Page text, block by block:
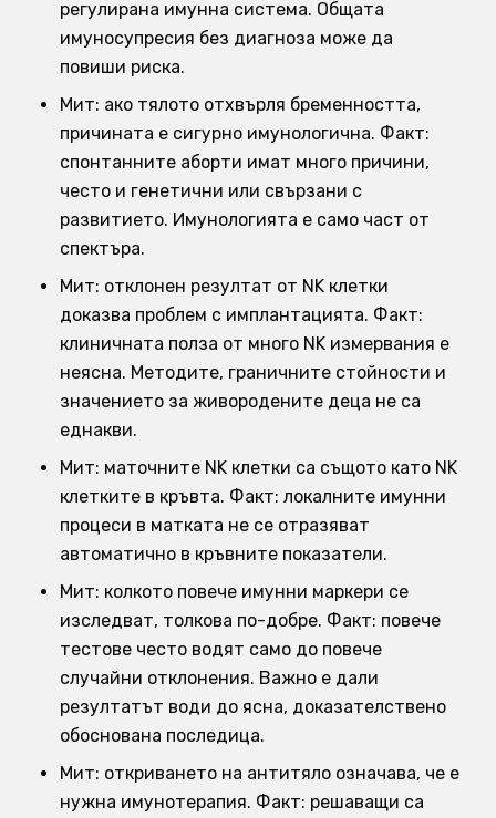
регулирана имунна система. Общата
имуносупресия без диагноза може да
повиши риска.
Мит: ако тялото отхвърля бременността,
причината е сигурно имунологична. Факт:
спонтанните аборти имат много причини,
често и генетични или свързани с
развитието. Имунологията е само част от
спектъра.
Мит: отклонен резултат от NK клетки
доказва проблем с имплантацията. Факт:
клиничната полза от много NK измервания е
неясна. Методите, граничните стойности и
значението за живородените деца не са
еднакви.
Мит: маточните NK клетки са същото като NK
клетките в кръвта. Факт: локалните имунни
процеси в матката не се отразяват
автоматично в кръвните показатели.
Мит: колкото повече имунни маркери се
изследват, толкова по-добре. Факт: повече
тестове често водят само до повече
случайни отклонения. Важно е дали
резултатът води до ясна, доказателствено
обоснована последица.
Мит: откриването на антитяло означава, че е
нужна имунотерапия. Факт: решаващи са